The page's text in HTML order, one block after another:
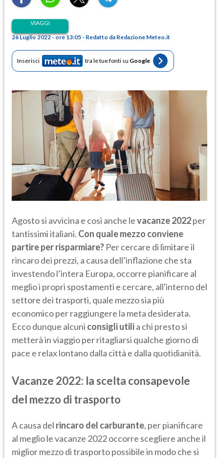
VIAGGI
26 Luglio 2022 - ore 13:05 - Redatto da Redazione Meteo.it
Inserisci tra le tue fonti su Google
Agosto si avvicina e così anche levacanze 2022per
tantissimi italiani. Con quale mezzo conviene
partire per risparmiare? Per cercare di limitare il
rincaro dei prezzi, a causa dell’inflazione che sta
investendo l’intera Europa, occorre pianificare al
meglio i propri spostamenti e cercare, all'interno del
settore dei trasporti, quale mezzo sia più
economico per raggiungere la meta desiderata.
Ecco dunque alcuni consigli utilia chi presto si
metterà in viaggio per ritagliarsi qualche giorno di
pace e relax lontano dalla città e dalla quotidianità.
Vacanze 2022: la scelta consapevole
del mezzo di trasporto
A causa del rincaro del carburante, per pianificare
al meglio le vacanze 2022 occorre scegliere anche il
miglior mezzo di trasporto possibile in modo che si